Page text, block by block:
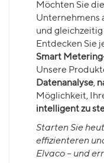
Möchten Sie
Unternehmens
und
Entdecken Sie
Smart
Unsere
Datenanalyse,
Möglichkeit,
intelligent zu
Starten Sie
effizienteren
Elvaco – und